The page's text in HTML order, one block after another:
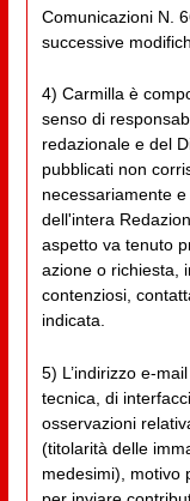
Comunicazioni N.
successive
4) Carmilla è
senso di
redazionale e del
pubblicati non
necessariamente
dell'intera
aspetto va tenuto
azione o richiesta,
contenziosi,
indicata.
5) L’indirizzo e-
tecnica, di
osservazioni
(titolarità delle
medesimi), motivo